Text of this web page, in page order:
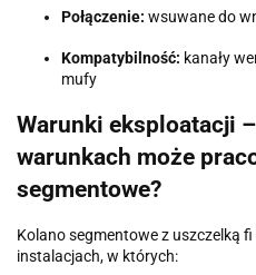
Połączenie: wsuwane do
Kompatybilność: kanały
mufy
Warunki eksploatacji
warunkach może
segmentowe?
Kolano segmentowe z uszczelką
instalacjach, w których: